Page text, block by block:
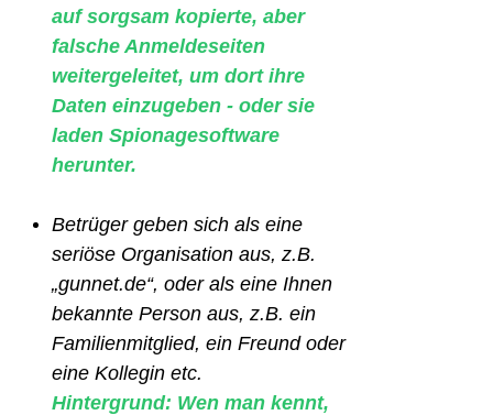
auf sorgsam kopierte, aber
falsche Anmeldeseiten
weitergeleitet, um dort ihre
Daten einzugeben - oder sie
laden Spionagesoftware
herunter.
Betrüger geben sich als eine
seriöse Organisation aus, z.B.
„gunnet.de“, oder als eine Ihnen
bekannte Person aus, z.B. ein
Familienmitglied, ein Freund oder
eine Kollegin etc.
Hintergrund: Wen man kennt,